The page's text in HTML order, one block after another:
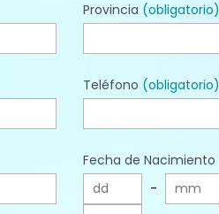
Provincia (obligatorio)
Teléfono (obligatorio)
Fecha de Nacimiento
-